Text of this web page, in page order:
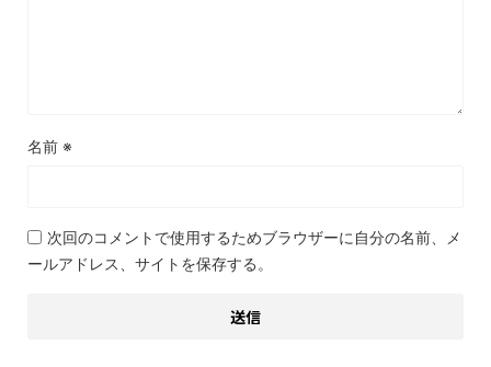
名前 ※
次回のコメントで使用するためブラウザーに自分の名前、メ
ールアドレス、サイトを保存する。